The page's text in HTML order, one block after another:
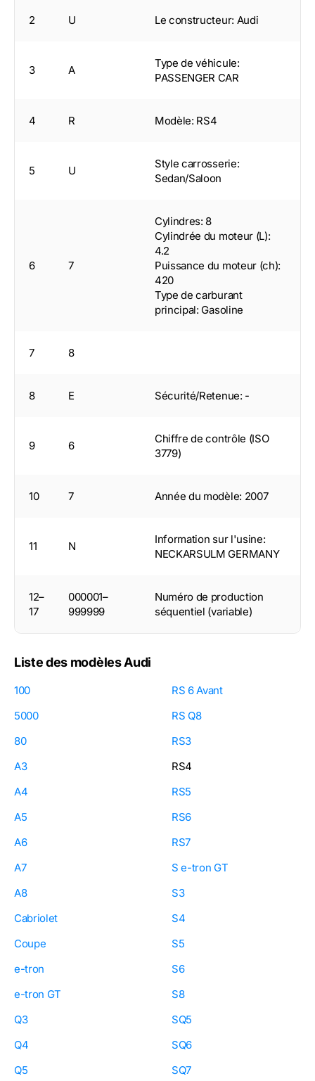
2 U Le constructeur: Audi
3 A
Type de véhicule:
PASSENGER CAR
4 R Modèle: RS4
5 U
Style carrosserie:
Sedan/Saloon
6 7
Cylindres: 8
Cylindrée du moteur (L):
4.2
Puissance du moteur (ch):
420
Type de carburant
principal: Gasoline
7 8
8 E Sécurité/Retenue: -
9 6
Chiffre de contrôle (ISO
3779)
10 7 Année du modèle: 2007
11 N
Information sur l'usine:
NECKARSULM GERMANY
12–
17
000001–
999999
Numéro de production
séquentiel (variable)
Liste des modèles Audi
100
5000
80
A3
A4
A5
A6
A7
A8
Cabriolet
Coupe
e-tron
e-tron GT
Q3
Q4
Q5
RS 6 Avant
RS Q8
RS3
RS4
RS5
RS6
RS7
S e-tron GT
S3
S4
S5
S6
S8
SQ5
SQ6
SQ7